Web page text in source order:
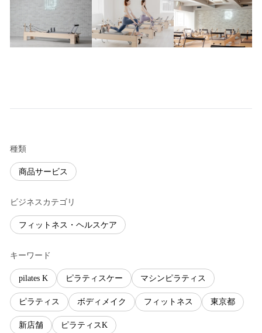
種類
商品サービス
ビジネスカテゴリ
フィットネス・ヘルスケア
キーワード
pilates K ピラティスケー マシンピラティス
ピラティス ボディメイク フィットネス 東京都
新店舗 ピラティスK